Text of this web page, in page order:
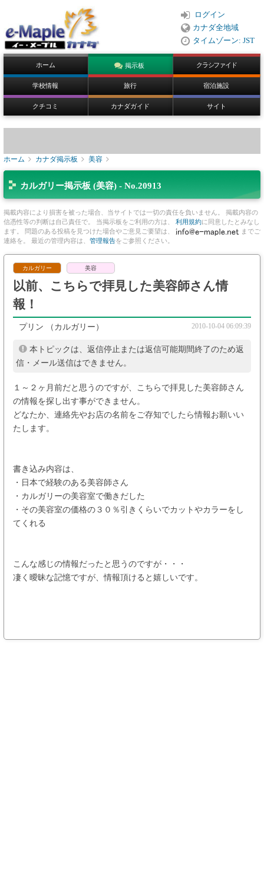
ログイン
カナダ全地域
タイムゾーン: JST
ホーム 掲示板 クラシファイド
学校情報 旅行 宿泊施設
クチコミ カナダガイド サイト
ホーム カナダ掲示板 美容
カルガリー掲示板 (美容) - No.20913
掲載内容により損害を被った場合、当サイトでは一切の責任を負いません。 掲載内容の
信憑性等の判断は自己責任で。 当掲示板をご利用の方は、 利用規約に同意したとみなし
ます。 問題のある投稿を見つけた場合やご意見ご要望は、
までご
連絡を。 最近の管理内容は、 管理報告をご参照ください。
カルガリー 美容
以前、こちらで拝見した美容師さん情
報！
プリン （カルガリー） 2010-10-04 06:09:39
本トピックは、返信停止または返信可能期間終了のため返
信・メール送信はできません。
１～２ヶ月前だと思うのですが、こちらで拝見した美容師さん
の情報を探し出す事ができません。
どなたか、連絡先やお店の名前をご存知でしたら情報お願いい
たします。
書き込み内容は、
・日本で経験のある美容師さん
・カルガリーの美容室で働きだした
・その美容室の価格の３０％引きくらいでカットやカラーをし
てくれる
こんな感じの情報だったと思うのですが・・・
凄く曖昧な記憶ですが、情報頂けると嬉しいです。